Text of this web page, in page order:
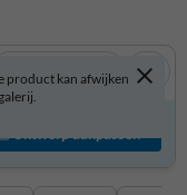
product kan afwijken
Bekijk in 3D
Ontwerp aanpassen